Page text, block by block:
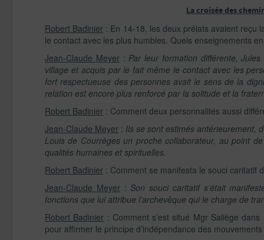
La croisée des
Robert Badinier : En 14-18, les deux prélats avaient reçu
le contact avec les plus humbles. Quels enseignements
Jean-Claude Meyer: Par leur formation différente,
village et acquis par le fait même le contact avec les
fort respectueuse des personnes avait le sens de la
relation est encore plus renforcé par la solitude et la
Robert Badinier : Comment deux personnalités aussi
Jean-Claude Meyer : Ils se sont estimés antérieurement,
Louis de Courrèges un proche collaborateur, au point
qualités humaines et spirituelles.
Robert Badinier : Comment se manifesta le souci caritatif
Jean-Claude Meyer: Son souci caritatif s’était
fonctions que lui attribue l’archevêque qui le charge de
Robert Badinier : Comment s’est situé Mgr Saliège
pour affirmer le principe d’indépendance des